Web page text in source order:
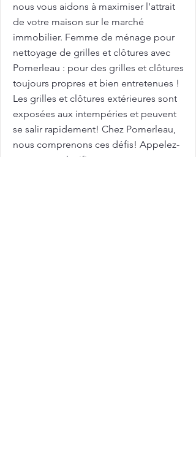
nous vous aidons à maximiser l'attrait
de votre maison sur le marché
immobilier. Femme de ménage pour
nettoyage de grilles et clôtures avec
Pomerleau : pour des grilles et clôtures
toujours propres et bien entretenues !
Les grilles et clôtures extérieures sont
exposées aux intempéries et peuvent
se salir rapidement! Chez Pomerleau,
nous comprenons ces défis! Appelez-
nous pour planifier votre nettoyage en